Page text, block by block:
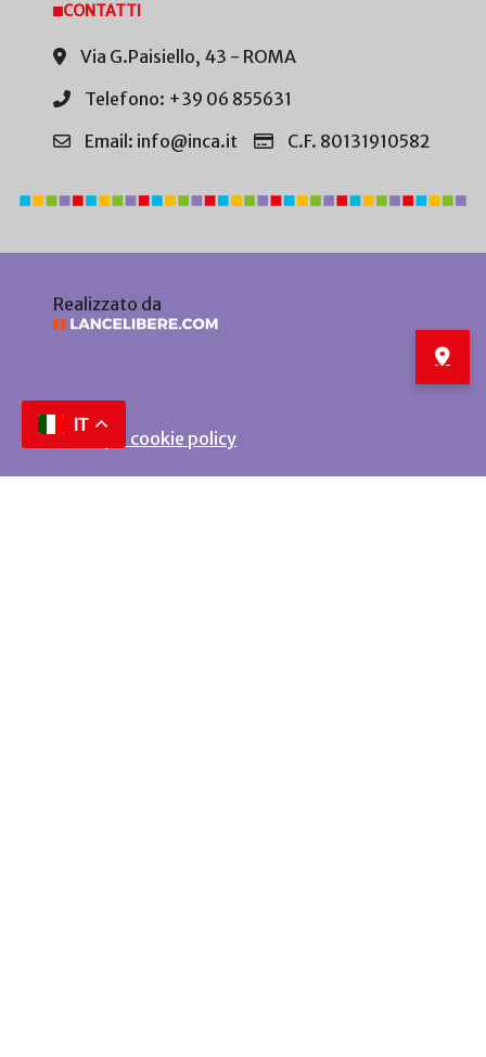
CONTATTI
Via G.Paisiello, 43 - ROMA
Telefono: +39 06 855631
Email: info@inca.it
C.F. 80131910582
Realizzato da
Privacy e cookie policy
IT